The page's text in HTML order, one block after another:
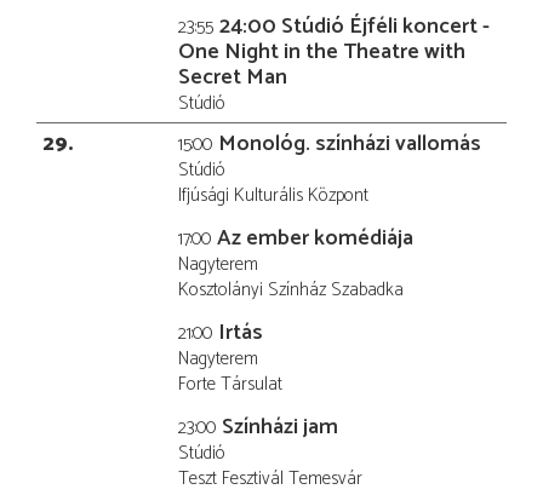
23:55 24:00 Stúdió Éjféli koncert -
One Night in the Theatre with
Secret Man
Stúdió
29 15:00 Monológ. színházi vallomás
Stúdió
Ifjúsági Kulturális Központ
17:00 Az ember komédiája
Nagyterem
Kosztolányi Színház Szabadka
21:00 Irtás
Nagyterem
Forte Társulat
23:00 Színházi jam
Stúdió
Teszt Fesztivál Temesvár